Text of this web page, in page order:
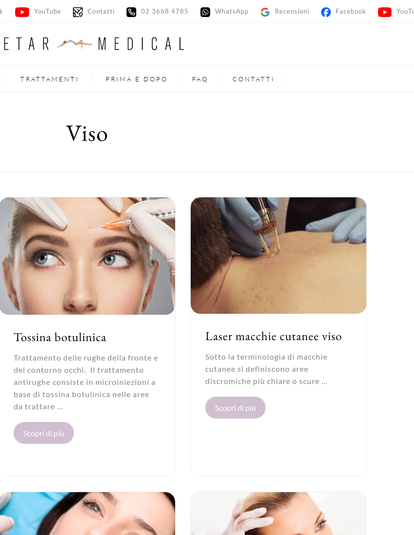
YouTube Contatti 02 3668 4785 WhatsApp Recensioni Facebook
TRATTAMENTI PRIMA E DOPO FAQ CONTATTI
Viso
Tossina botulinica
Trattamento delle rughe della fronte e
del contorno occhi. Il trattamento
antirughe consiste in microiniezioni a
base di tossina botulinica nelle aree
da trattare …
Scopri di più
Laser macchie cutanee viso
Sotto la terminologia di macchie
cutanee si definiscono aree
discromiche più chiare o scure …
Scopri di più